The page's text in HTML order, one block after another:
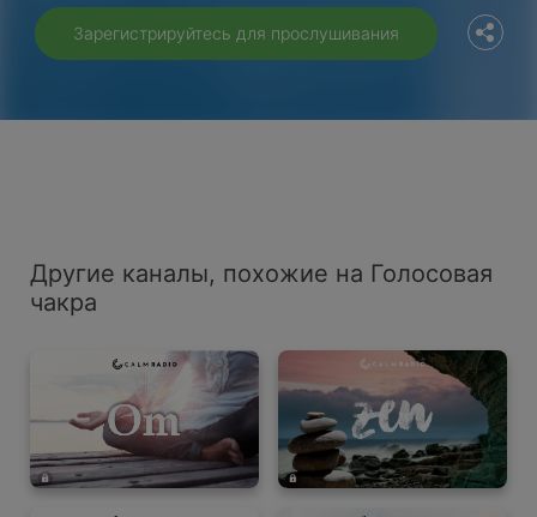
Зарегистрируйтесь для прослушивания
Другие каналы, похожие на Голосовая
чакра